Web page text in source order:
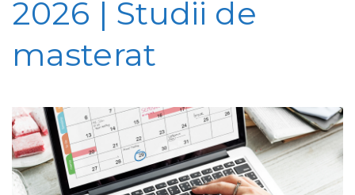
2026 | Studii de
masterat